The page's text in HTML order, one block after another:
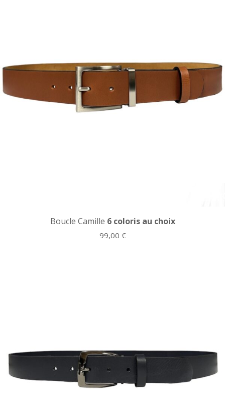
Boucle Camille 6 coloris au choix
99,00 €